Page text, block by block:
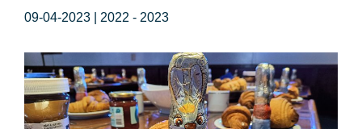
09-04-2023 | 2022 - 2023